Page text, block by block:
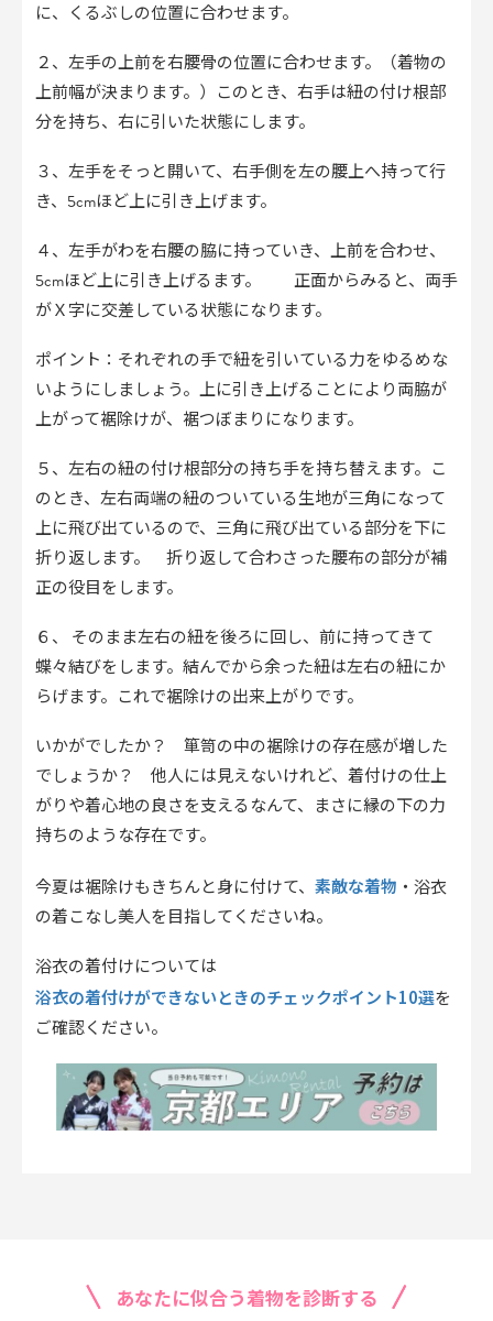
に、くるぶしの位置に合わせます。
２、左手の上前を右腰骨の位置に合わせます。（着物の
上前幅が決まります。）このとき、右手は紐の付け根部
分を持ち、右に引いた状態にします。
３、左手をそっと開いて、右手側を左の腰上へ持って行
き、5cmほど上に引き上げます。
４、左手がわを右腰の脇に持っていき、上前を合わせ、
5cmほど上に引き上げるます。 正面からみると、両手
がＸ字に交差している状態になります。
ポイント：それぞれの手で紐を引いている力をゆるめな
いようにしましょう。上に引き上げることにより両脇が
上がって裾除けが、裾つぼまりになります。
５、左右の紐の付け根部分の持ち手を持ち替えます。こ
のとき、左右両端の紐のついている生地が三角になって
上に飛び出ているので、三角に飛び出ている部分を下に
折り返します。 折り返して合わさった腰布の部分が補
正の役目をします。
６、 そのまま左右の紐を後ろに回し、前に持ってきて
蝶々結びをします。結んでから余った紐は左右の紐にか
らげます。これで裾除けの出来上がりです。
いかがでしたか？ 箪笥の中の裾除けの存在感が増した
でしょうか？ 他人には見えないけれど、着付けの仕上
がりや着心地の良さを支えるなんて、まさに縁の下の力
持ちのような存在です。
今夏は裾除けもきちんと身に付けて、 素敵な着物 ・浴衣
の着こなし美人を目指してくださいね。
浴衣の着付けについては
浴衣の着付けができないときのチェックポイント10選を
ご確認ください。
あなたに似合う着物を診断する